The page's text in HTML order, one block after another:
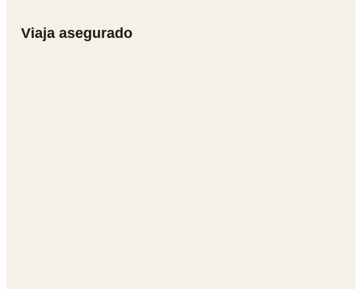
Viaja asegurado